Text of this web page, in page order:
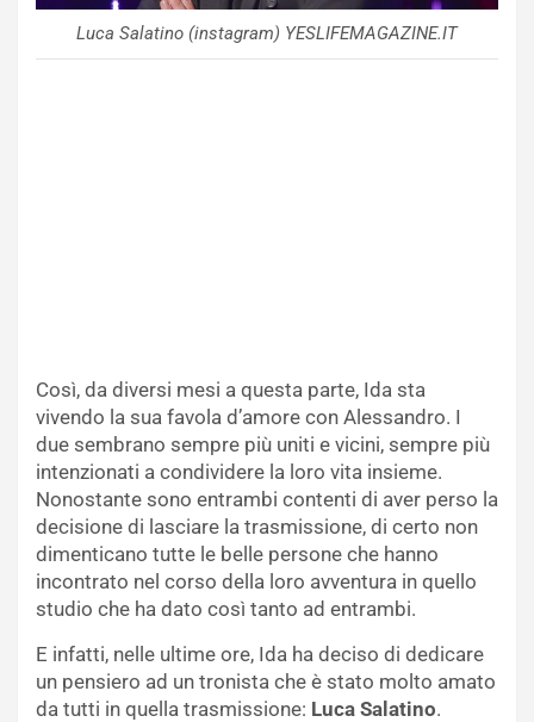
Luca Salatino (instagram) YESLIFEMAGAZINE.IT
Così, da diversi mesi a questa parte, Ida sta
vivendo la sua favola d’amore con Alessandro. I
due sembrano sempre più uniti e vicini, sempre più
intenzionati a condividere la loro vita insieme.
Nonostante sono entrambi contenti di aver perso la
decisione di lasciare la trasmissione, di certo non
dimenticano tutte le belle persone che hanno
incontrato nel corso della loro avventura in quello
studio che ha dato così tanto ad entrambi.
E infatti, nelle ultime ore, Ida ha deciso di dedicare
un pensiero ad un tronista che è stato molto amato
da tutti in quella trasmissione: Luca Salatino.